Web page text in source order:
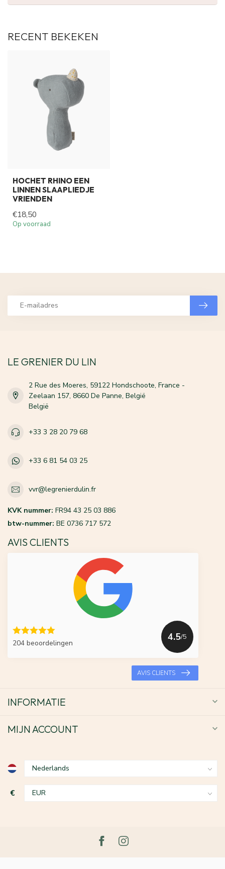
RECENT BEKEKEN
HOCHET RHINO EEN
LINNEN SLAAPLIEDJE
VRIENDEN
€18,50
Op voorraad
LE GRENIER DU LIN
2 Rue des Moeres, 59122 Hondschoote, France -
Zeelaan 157, 8660 De Panne, België
België
+33 3 28 20 79 68
+33 6 81 54 03 25
vvr@legrenierdulin.fr
KVK nummer: FR94 43 25 03 886
btw-nummer: BE 0736 717 572
AVIS CLIENTS
204 beoordelingen
4.5/5
AVIS CLIENTS
INFORMATIE
MIJN ACCOUNT
€